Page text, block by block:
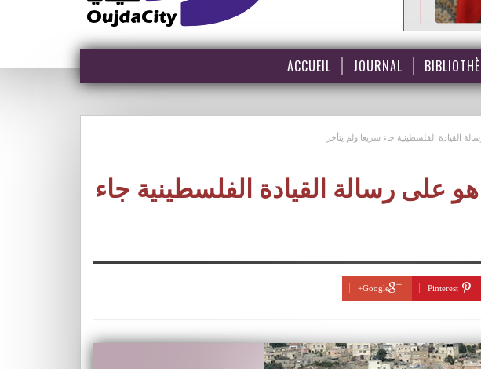
ACCUEIL JOURNAL
القيادة الفلسطينية جاء سريعا ولم يتأخر
على رسالة القيادة الفلسطينية جاء
Pinterest
Google+